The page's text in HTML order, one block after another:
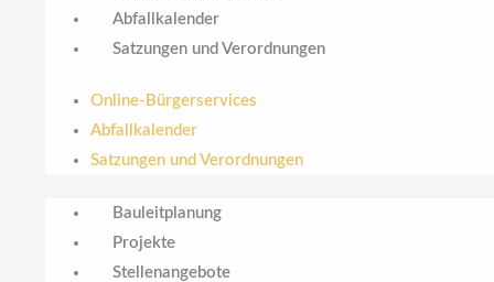
Abfallkalender
Satzungen und Verordnungen
Online-Bürgerservices
Abfallkalender
Satzungen und Verordnungen
Bauleitplanung
Projekte
Stellenangebote